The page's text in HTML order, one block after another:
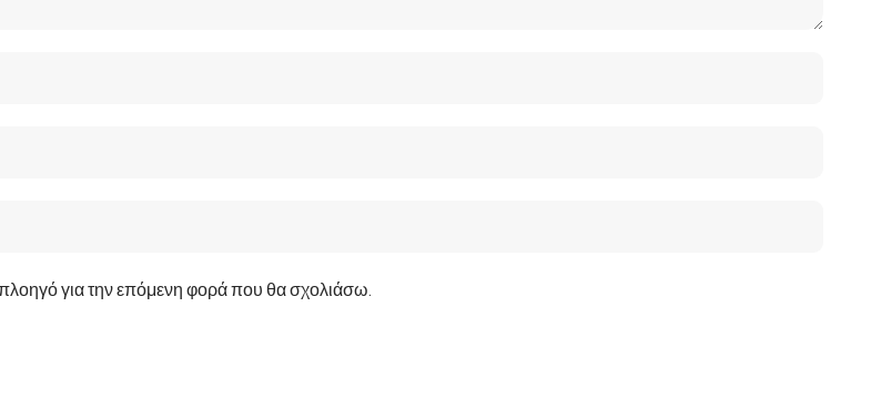
για την επόμενη φορά που θα σχολιάσω.